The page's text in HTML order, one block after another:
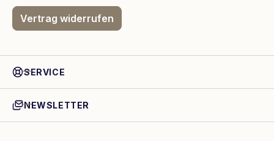
Vertrag widerrufen
SERVICE
NEWSLETTER